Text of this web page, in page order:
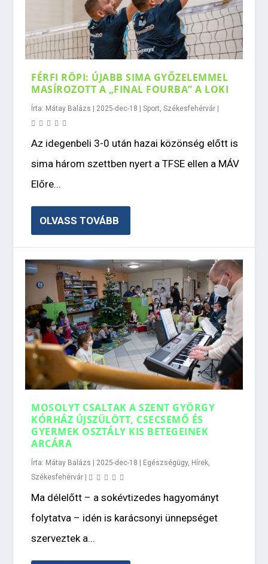
FÉRFI RÖPI: ÚJABB SIMA GYŐZELEMMEL
MASÍROZOTT A „FINAL FOURBA” A LOKI
Írta: Mátay Balázs | 2025-dec-18 |Sport ,Székesfehérvár |
Az idegenbeli 3-0 után hazai közönség előtt is
sima három szettben nyert a TFSE ellen a MÁV
Előre...
OLVASS TOVÁBB
MOSOLYT CSALTAK A SZENT GYÖRGY
KÓRHÁZ ÚJSZÜLÖTT, CSECSEMŐ ÉS
GYERMEK OSZTÁLY KIS BETEGEINEK
ARCÁRA
Írta: Mátay Balázs 2025-dec-18 Egészségügy, Hírek,
Székesfehérvár
Ma délelőtt – a sokévtizedes hagyományt
folytatva – idén is karácsonyi ünnepséget
szerveztek a...